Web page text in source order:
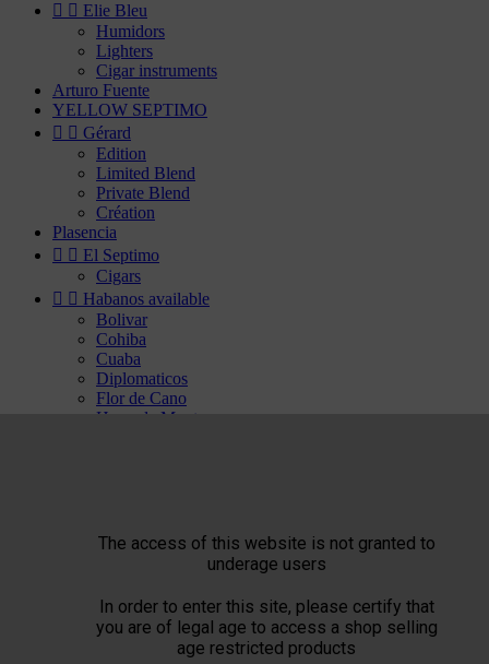
The access of this website is not granted to
underage users
In order to enter this site, please certify that
you are of legal age to access a shop selling
age restricted products
  Elie Bleu
Humidors
Lighters
Cigar instruments
Arturo Fuente
YELLOW SEPTIMO
  Gérard
Edition
Limited Blend
Private Blend
Création
Plasencia
  El Septimo
Cigars
  Habanos available
Bolivar
Cohiba
Cuaba
Diplomaticos
Flor de Cano
Hoyo de Monterrey
Punch
Quai d'Orsay
Ramon Allones
Rey del Mundo
Romeo Y Julieta